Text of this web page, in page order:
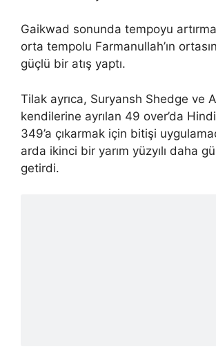
Gaikwad sonunda tempoyu
orta tempolu Farmanullah’ın
güçlü bir atış yaptı.
Tilak ayrıca, Suryansh Shedge ve
kendilerine ayrılan 49 over’da
349’a çıkarmak için bitişi
arda ikinci bir yarım yüzyılı daha
getirdi.